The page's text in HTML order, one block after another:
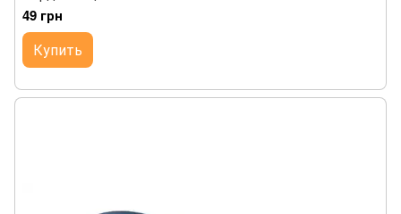
49 грн
Купить